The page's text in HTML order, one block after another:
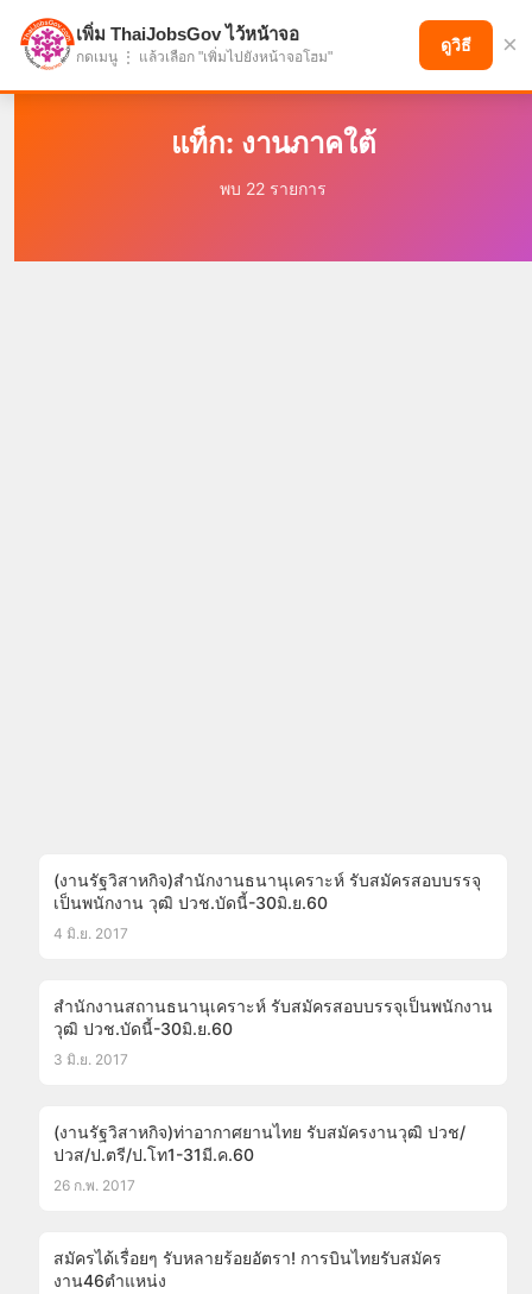
แบ่งปันโอกาส เพื่ออนาคตที่ก้าวหน้า
แท็ก: งานภาคใต้
พบ 22 รายการ
(งานรัฐวิสาหกิจ)สำนักงานธนานุเคราะห์ รับสมัครสอบบรรจุ
เป็นพนักงาน วุฒิ ปวช.บัดนี้-30มิ.ย.60
4 มิ.ย. 2017
สำนักงานสถานธนานุเคราะห์ รับสมัครสอบบรรจุเป็นพนักงาน
วุฒิ ปวช.บัดนี้-30มิ.ย.60
3 มิ.ย. 2017
(งานรัฐวิสาหกิจ)ท่าอากาศยานไทย รับสมัครงานวุฒิ ปวช/
ปวส/ป.ตรี/ป.โท1-31มี.ค.60
26 ก.พ. 2017
สมัครได้เรื่อยๆ รับหลายร้อยอัตรา! การบินไทยรับสมัคร
งาน46ตำแหน่ง
เพิ่ม ThaiJobsGov ไว้หน้าจอ
กดเมนู ⋮ แล้วเลือก "เพิ่มไปยังหน้าจอโฮม"
ดูวิธี ×